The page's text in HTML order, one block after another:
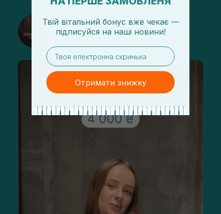
@sisters_stelmakh в Instagram
Твій вітальний бонус вже чекає —
підписуйся на наші новини!
email
Отримати знижку